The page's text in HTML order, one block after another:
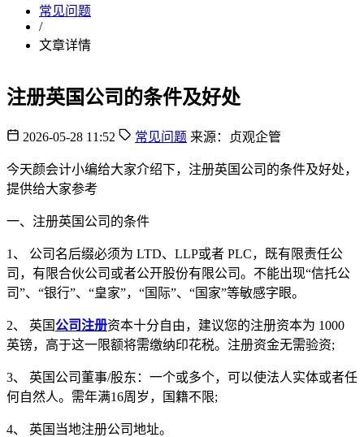
常见问题
/
文章详情
注册英国公司的条件及好处
2026-05-28 11:52 常见问题 来源：贞观企管
今天颜会计小编给大家介绍下，注册英国公司的条件及好处，
提供给大家参考
一、注册英国公司的条件
1、 公司名后缀必须为 LTD、LLP或者 PLC，既有限责任公
司，有限合伙公司或者公开股份有限公司。不能出现“信托公
司”、“银行”、“皇家”，“国际”、“国家”等敏感字眼。
2、 英国公司注册资本十分自由，建议您的注册资本为 1000
英镑，高于这一限额将需缴纳印花税。注册资金无需验资;
3、 英国公司董事/股东：一个或多个，可以使法人实体或者任
何自然人。需年满16周岁，国籍不限;
4、 英国当地注册公司地址。